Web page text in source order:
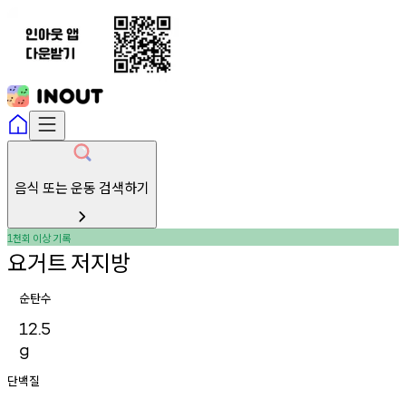
음식 또는 운동 검색하기
1천회 이상기록
요거트저지방
순탄수
12.5
g
단백질